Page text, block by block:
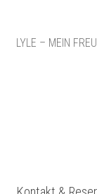
LYLE – MEIN